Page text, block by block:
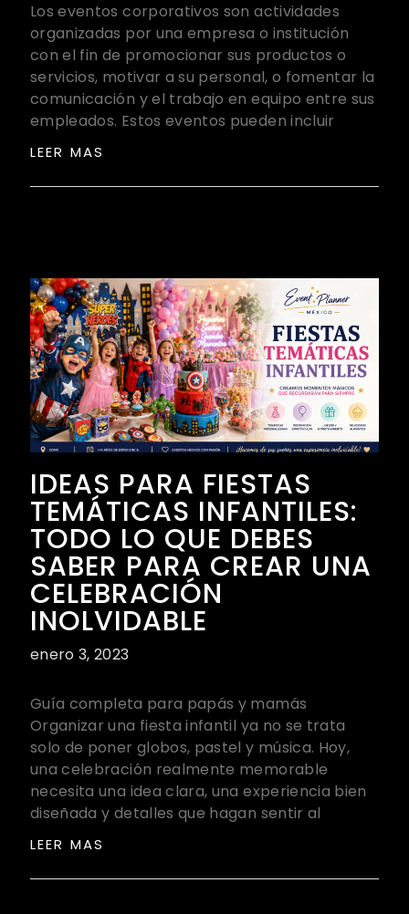
Los eventos corporativos son actividades
organizadas por una empresa o institución
con el fin de promocionar sus productos o
servicios, motivar a su personal, o fomentar la
comunicación y el trabajo en equipo entre sus
empleados. Estos eventos pueden incluir
LEER MAS
IDEAS PARA FIESTAS
TEMÁTICAS INFANTILES:
TODO LO QUE DEBES
SABER PARA CREAR UNA
CELEBRACIÓN
INOLVIDABLE
enero 3, 2023
Guía completa para papás y mamás
Organizar una fiesta infantil ya no se trata
solo de poner globos, pastel y música. Hoy,
una celebración realmente memorable
necesita una idea clara, una experiencia bien
diseñada y detalles que hagan sentir al
LEER MAS